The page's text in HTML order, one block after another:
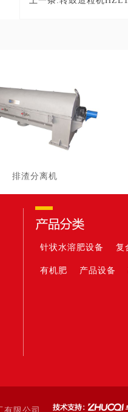
排渣分离机
针状水溶肥设备 复
有机肥 产品设备